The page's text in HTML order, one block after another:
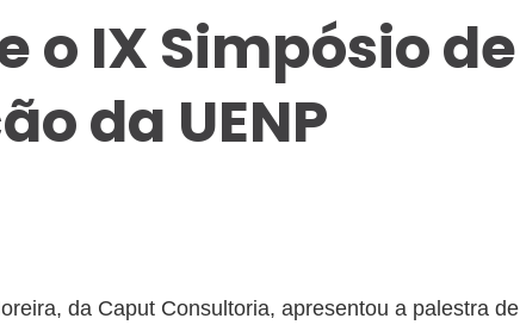
o IX Simpósio de
da UENP
da Caput Consultoria, apresentou a palestra de